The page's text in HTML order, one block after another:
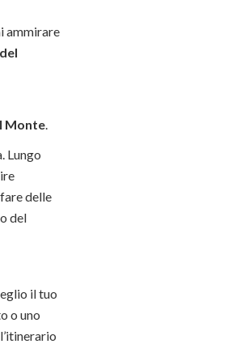
ammirare
Monte.
Lungo
delle
del
il tuo
o uno